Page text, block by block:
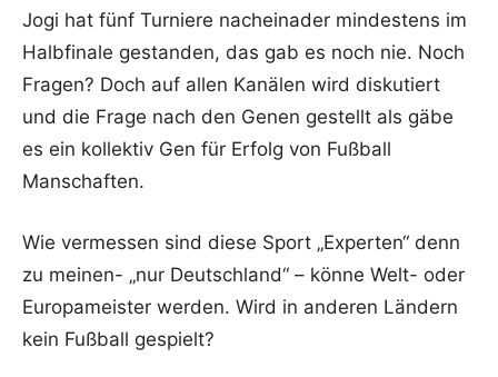
Jogi hat fünf Turniere nacheinader mindestens im
Halbfinale gestanden, das gab es noch nie. Noch
Fragen? Doch auf allen Kanälen wird diskutiert
und die Frage nach den Genen gestellt als gäbe
es ein kollektiv Gen für Erfolg von Fußball
Manschaften.
Wie vermessen sind diese Sport „Experten“ denn
zu meinen- „nur Deutschland“ – könne Welt- oder
Europameister werden. Wird in anderen Ländern
kein Fußball gespielt?